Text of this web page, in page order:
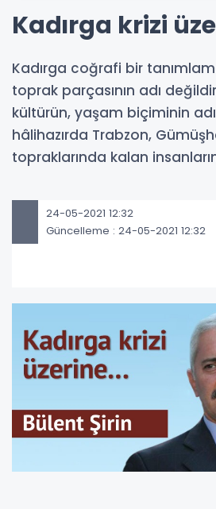
Kadırga krizi
Kadırga coğrafi bir
toprak parçasının adı
kültürün, yaşam biçiminin
hâlihazırda Trabzon,
topraklarında kalan
24-05-2021 12:32
Güncelleme : 24-05-2021 12:32